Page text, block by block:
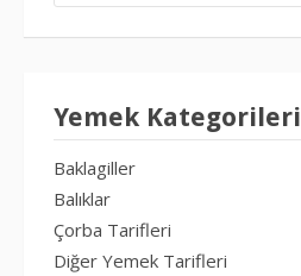
Yemek Kategorileri
Baklagiller
Balıklar
Çorba Tarifleri
Diğer Yemek Tarifleri